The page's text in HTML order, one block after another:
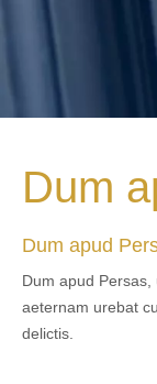
Dum
Dum apud
Dum apud
aeternam urebat
delictis.